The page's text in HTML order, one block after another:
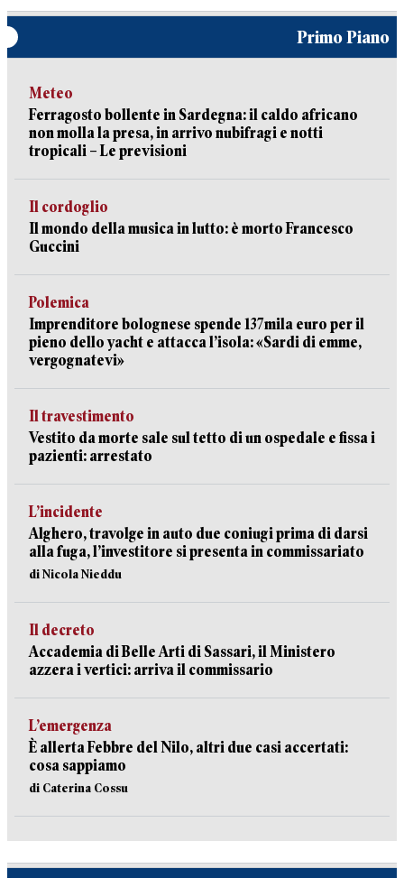
Primo Piano
Meteo
Ferragosto bollente in Sardegna: il caldo africano
non molla la presa, in arrivo nubifragi e notti
tropicali – Le previsioni
Il cordoglio
Il mondo della musica in lutto: è morto Francesco
Guccini
Polemica
Imprenditore bolognese spende 137mila euro per il
pieno dello yacht e attacca l’isola: «Sardi di emme,
vergognatevi»
Il travestimento
Vestito da morte sale sul tetto di un ospedale e fissa i
pazienti: arrestato
L’incidente
Alghero, travolge in auto due coniugi prima di darsi
alla fuga, l’investitore si presenta in commissariato
di Nicola Nieddu
Il decreto
Accademia di Belle Arti di Sassari, il Ministero
azzera i vertici: arriva il commissario
L’emergenza
È allerta Febbre del Nilo, altri due casi accertati:
cosa sappiamo
di Caterina Cossu